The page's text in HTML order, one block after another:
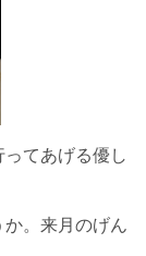
てあげる優し
。来月のげん